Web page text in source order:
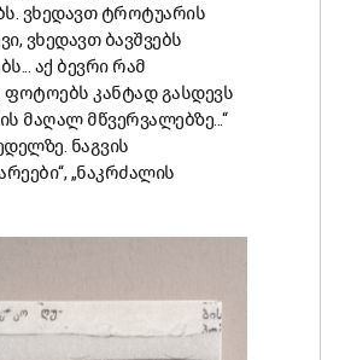
ვხედავთ ტროტუარის
ვხედავთ ბავშვებს
აქ ბევრი რამ
ფოტოებს კანტად გასდევს
მაღალ მწვერვალებზე...“
ნაგვის
„ნაკრძალის